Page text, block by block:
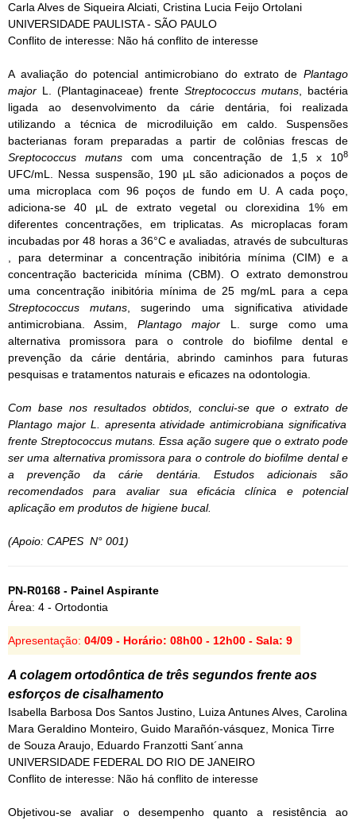
Carla Alves de Siqueira Alciati, Cristina Lucia Feijo Ortolani
UNIVERSIDADE PAULISTA - SÃO PAULO
Conflito de interesse: Não há conflito de interesse
A avaliação do potencial antimicrobiano do extrato de Plantago
major L. (Plantaginaceae) frente Streptococcus mutans, bactéria
ligada ao desenvolvimento da cárie dentária, foi realizada
utilizando a técnica de microdiluição em caldo. Suspensões
bacterianas foram preparadas a partir de colônias frescas de
Sreptococcus mutans com uma concentração de 1,5 x 108
UFC/mL. Nessa suspensão, 190 µL são adicionados a poços de
uma microplaca com 96 poços de fundo em U. A cada poço,
adiciona-se 40 µL de extrato vegetal ou clorexidina 1% em
diferentes concentrações, em triplicatas. As microplacas foram
incubadas por 48 horas a 36°C e avaliadas, através de subculturas
, para determinar a concentração inibitória mínima (CIM) e a
concentração bactericida mínima (CBM). O extrato demonstrou
uma concentração inibitória mínima de 25 mg/mL para a cepa
Streptococcus mutans, sugerindo uma significativa atividade
antimicrobiana. Assim, Plantago major L. surge como uma
alternativa promissora para o controle do biofilme dental e
prevenção da cárie dentária, abrindo caminhos para futuras
pesquisas e tratamentos naturais e eficazes na odontologia.
Com base nos resultados obtidos, conclui-se que o extrato de
Plantago majorL. apresenta atividade antimicrobiana significativa
frente Streptococcus mutans. Essa ação sugere que o extrato pode
ser uma alternativa promissora para o controle do biofilme dental e
a prevenção da cárie dentária. Estudos adicionais são
recomendados para avaliar sua eficácia clínica e potencial
aplicação em produtos de higiene bucal.
(Apoio: CAPES N° 001)
PN-R0168 - Painel Aspirante
Área: 4 - Ortodontia
Apresentação: 04/09 - Horário: 08h00 - 12h00 - Sala: 9
A colagem ortodôntica de três segundos frente aos
esforços de cisalhamento
Isabella Barbosa Dos Santos Justino, Luiza Antunes Alves, Carolina
Mara Geraldino Monteiro, Guido Marañón-vásquez, Monica Tirre
de Souza Araujo, Eduardo Franzotti Sant´anna
UNIVERSIDADE FEDERAL DO RIO DE JANEIRO
Conflito de interesse: Não há conflito de interesse
Objetivou-se avaliar o desempenho quanto a resistência ao